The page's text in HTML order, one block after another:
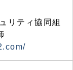
リティ協同組